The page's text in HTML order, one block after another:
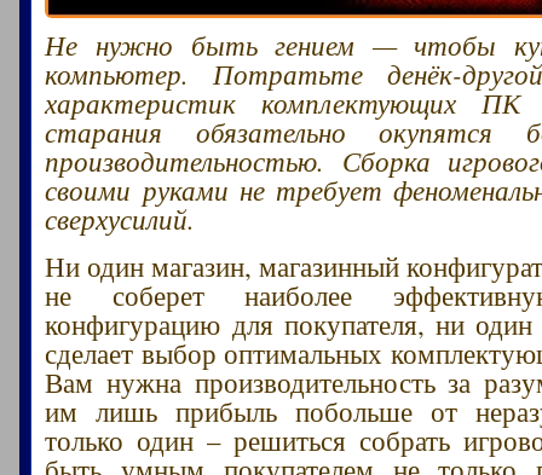
Не нужно быть гением — чтобы
компьютер. Потратьте денёк-
характеристик комплектующих
старания обязательно окупятся
производительностью. Сборка
своими руками не требует
сверхусилий.
Ни один магазин, магазинный
не соберет наиболее
конфигурацию для покупателя, ни один
сделает выбор оптимальных
Вам нужна производительность за
им лишь прибыль побольше от
только один – решиться собрать